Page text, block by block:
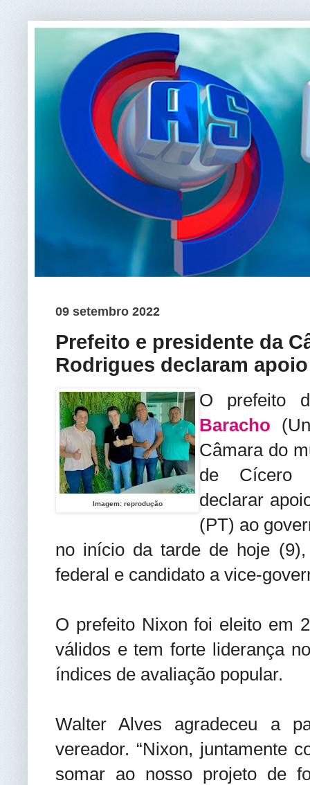
09 setembro 2022
Prefeito e presidente da
Rodrigues declaram
Imagem: reprodução
O prefeito
Baracho
Câmara do
de Cícero
declarar
(PT) ao
no início da tarde de hoje
federal e candidato a vice-
O prefeito Nixon foi eleito em
válidos e tem forte liderança
índices de avaliação popular.
Walter Alves agradeceu a
vereador. “Nixon, juntamente
somar ao nosso projeto de